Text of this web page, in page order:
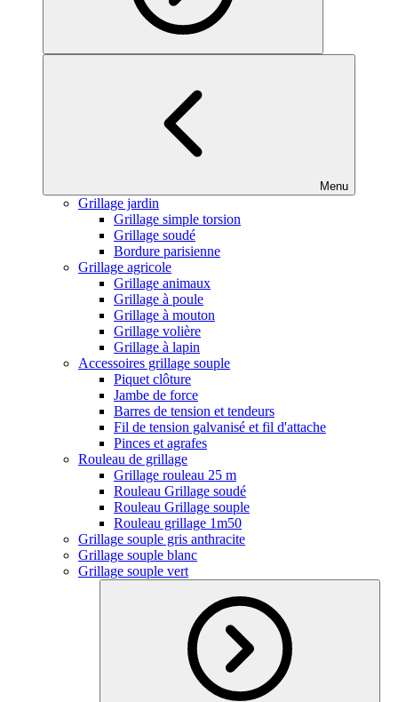
Menu
Grillage jardin
Grillage simple torsion
Grillage soudé
Bordure parisienne
Grillage agricole
Grillage animaux
Grillage à poule
Grillage à mouton
Grillage volière
Grillage à lapin
Accessoires grillage souple
Piquet clôture
Jambe de force
Barres de tension et tendeurs
Fil de tension galvanisé et fil d'attache
Pinces et agrafes
Rouleau de grillage
Grillage rouleau 25 m
Rouleau Grillage soudé
Rouleau Grillage souple
Rouleau grillage 1m50
Grillage souple gris anthracite
Grillage souple blanc
Grillage souple vert